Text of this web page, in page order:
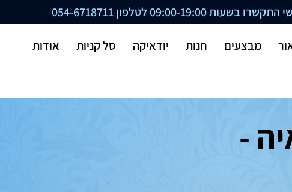
בשעות 09:00-19:00 לטלפון 054-6718711
מבצעים חנות יודאיקה סל קניות
אודות
-